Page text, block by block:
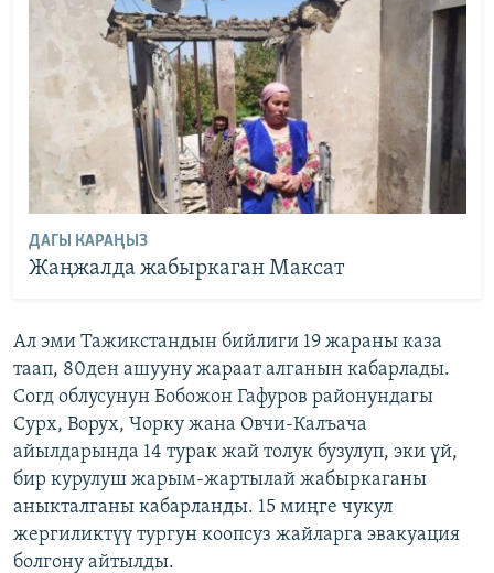
ДАГЫ КАРАҢЫЗ
Жаңжалда жабыркаган Максат
Ал эми Тажикстандын бийлиги 19 жараны каза
таап, 80ден ашууну жараат алганын кабарлады.
Согд облусунун Бобожон Гафуров районундагы
Сурх, Ворух, Чорку жана Овчи-Калъача
айылдарында 14 турак жай толук бузулуп, эки үй,
бир курулуш жарым-жартылай жабыркаганы
аныкталганы кабарланды. 15 миңге чукул
жергиликтүү тургун коопсуз жайларга эвакуация
болгону айтылды.